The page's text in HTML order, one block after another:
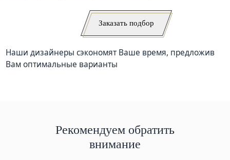
Заказать подбор
Наши дизайнеры сэкономят Ваше время, предложив
Вам оптимальные варианты
Рекомендуем обратить
внимание